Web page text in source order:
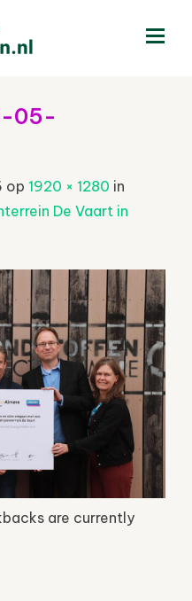
05-
op 1920 × 1280 in
De Vaart in
are currently